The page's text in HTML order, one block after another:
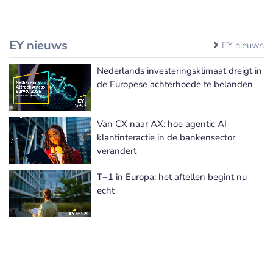
EY nieuws EY nieuws
Nederlands investeringsklimaat dreigt in
de Europese achterhoede te belanden
Van CX naar AX: hoe agentic AI
klantinteractie in de bankensector
verandert
T+1 in Europa: het aftellen begint nu
echt